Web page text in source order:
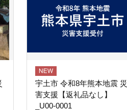
宇土市 令和8年熊本地震 災
害支援【返礼品なし】
_U00-0001